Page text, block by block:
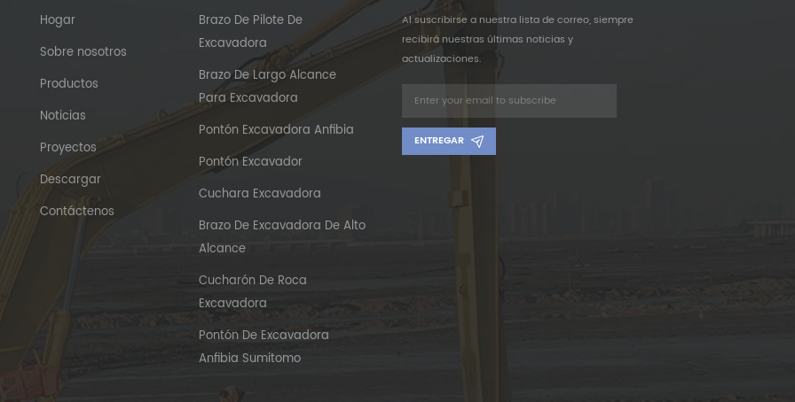
Hogar
Sobre nosotros
Productos
Noticias
Proyectos
Descargar
Contáctenos
Brazo De Pilote De
Excavadora
Brazo De Largo Alcance
Para Excavadora
Pontón Excavadora Anfibia
Pontón Excavador
Cuchara Excavadora
Brazo De Excavadora De Alto
Alcance
Cucharón De Roca
Excavadora
Pontón De Excavadora
Anfibia Sumitomo
Al suscribirse a nuestra lista de correo, siempre
recibirá nuestras últimas noticias y
actualizaciones.
ENTREGAR